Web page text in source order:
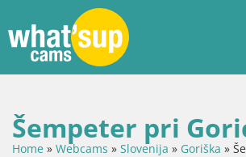
Šempeter pri
Home » Webcams » Slovenija » Goriška »